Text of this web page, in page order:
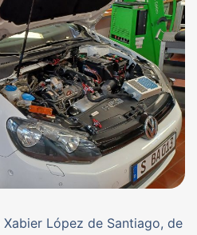
López de Santiago, de